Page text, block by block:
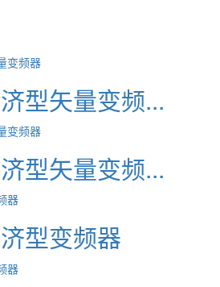
型矢量变频...
型矢量变频...
型变频器